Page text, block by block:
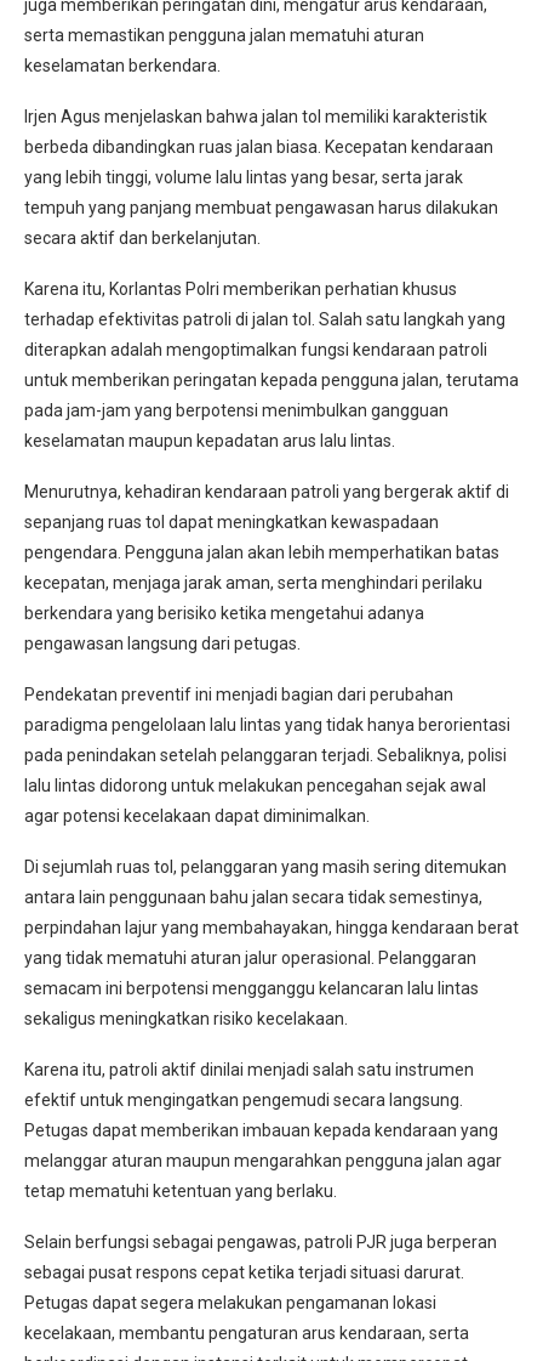
juga memberikan peringatan dini, mengatur arus kendaraan,
serta memastikan pengguna jalan mematuhi aturan
keselamatan berkendara.
Irjen Agus menjelaskan bahwa jalan tol memiliki karakteristik
berbeda dibandingkan ruas jalan biasa. Kecepatan kendaraan
yang lebih tinggi, volume lalu lintas yang besar, serta jarak
tempuh yang panjang membuat pengawasan harus dilakukan
secara aktif dan berkelanjutan.
Karena itu, Korlantas Polri memberikan perhatian khusus
terhadap efektivitas patroli di jalan tol. Salah satu langkah yang
diterapkan adalah mengoptimalkan fungsi kendaraan patroli
untuk memberikan peringatan kepada pengguna jalan, terutama
pada jam-jam yang berpotensi menimbulkan gangguan
keselamatan maupun kepadatan arus lalu lintas.
Menurutnya, kehadiran kendaraan patroli yang bergerak aktif di
sepanjang ruas tol dapat meningkatkan kewaspadaan
pengendara. Pengguna jalan akan lebih memperhatikan batas
kecepatan, menjaga jarak aman, serta menghindari perilaku
berkendara yang berisiko ketika mengetahui adanya
pengawasan langsung dari petugas.
Pendekatan preventif ini menjadi bagian dari perubahan
paradigma pengelolaan lalu lintas yang tidak hanya berorientasi
pada penindakan setelah pelanggaran terjadi. Sebaliknya, polisi
lalu lintas didorong untuk melakukan pencegahan sejak awal
agar potensi kecelakaan dapat diminimalkan.
Di sejumlah ruas tol, pelanggaran yang masih sering ditemukan
antara lain penggunaan bahu jalan secara tidak semestinya,
perpindahan lajur yang membahayakan, hingga kendaraan berat
yang tidak mematuhi aturan jalur operasional. Pelanggaran
semacam ini berpotensi mengganggu kelancaran lalu lintas
sekaligus meningkatkan risiko kecelakaan.
Karena itu, patroli aktif dinilai menjadi salah satu instrumen
efektif untuk mengingatkan pengemudi secara langsung.
Petugas dapat memberikan imbauan kepada kendaraan yang
melanggar aturan maupun mengarahkan pengguna jalan agar
tetap mematuhi ketentuan yang berlaku.
Selain berfungsi sebagai pengawas, patroli PJR juga berperan
sebagai pusat respons cepat ketika terjadi situasi darurat.
Petugas dapat segera melakukan pengamanan lokasi
kecelakaan, membantu pengaturan arus kendaraan, serta